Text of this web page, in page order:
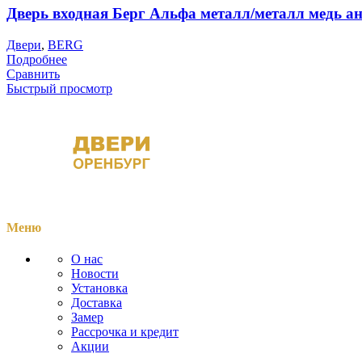
Дверь входная Берг Альфа металл/металл медь
Двери, BERG
Подробнее
Сравнить
Быстрый просмотр
Меню
О нас
Новости
Установка
Доставка
Замер
Рассрочка и кредит
Акции